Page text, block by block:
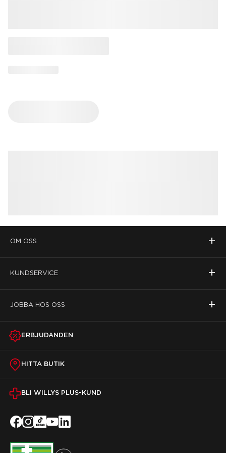
OM OSS +
KUNDSERVICE +
JOBBA HOS OSS +
ERBJUDANDEN
HITTA BUTIK
BLI WILLYS PLUS-KUND